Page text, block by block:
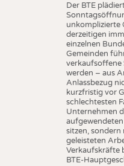
Der BTE
unkomplizierte
derzeitigen
einzelnen
Gemeinden
verkaufsoffene
werden – aus
Anlassbezug
kurzfristig vor
schlechtesten
Unternehmen
sitzen, sondern
geleisteten
Verkaufskräfte
BTE-